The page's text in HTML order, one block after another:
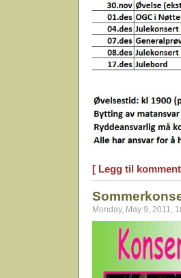
[ Legg til
Monday, May 9, 2011,